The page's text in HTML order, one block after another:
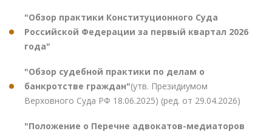
"Обзор практики Конституционного Суда
Российской Федерации за первый квартал 2026
года"
"Обзор судебной практики по делам о
банкротстве граждан"(утв. Президиумом
Верховного Суда РФ 18.06.2025) (ред. от 29.04.2026)
"Положение о Перечне адвокатов-медиаторов